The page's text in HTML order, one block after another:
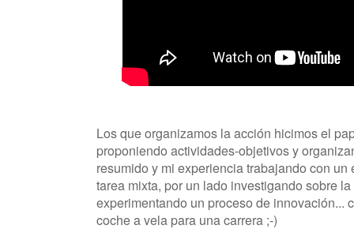
Los que organizamos la acción hicimos el
proponiendo actividades-objetivos y
resumido y mi experiencia trabajando con
tarea mixta, por un lado investigando sobre
experimentando un proceso de innovación...
coche a vela para una carrera ;-)